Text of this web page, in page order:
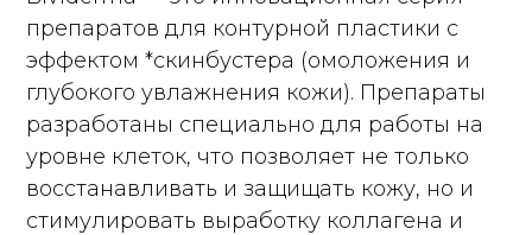
препаратов для контурной пластики с
эффектом *скинбустера (омоложения и
глубокого увлажнения кожи). Препараты
разработаны специально для работы на
уровне клеток, что позволяет не только
восстанавливать и защищать кожу, но и
стимулировать выработку коллагена и